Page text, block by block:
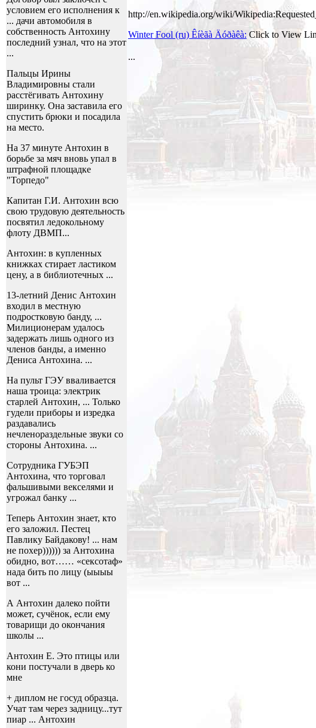
условием его исполнения к
... дачи автомобиля в
собственность Антохину
последний узнал, что на этот
...
Пальцы Ирины
Владимировны стали
расстёгивать Антохину
ширинку. Она заставила его
спустить брюки и посадила
на место.
На 37 минуте Антохин в
борьбе за мяч вновь упал в
штрафной площадке
"Торпедо"
Капитан Г.И. Антохин всю
свою трудовую деятельность
посвятил ледокольному
флоту ДВМП...
Антохин: в купленных
книжках стирает ластиком
цену, а в библиотечных ...
13-летний Денис Антохин
входил в местную
подростковую банду, ...
Милиционерам удалось
задержать лишь одного из
членов банды, а именно
Дениса Антохина. ...
На пульт ГЭУ вваливается
наша троица: электрик
старлей Антохин, ... Только
гудели приборы и изредка
раздавались
нечленораздельные звуки со
стороны Антохина. ...
Сотрудника ГУБЭП
Антохина, что торговал
фальшивыми векселями и
угрожал банку ...
Теперь Антохин знает, кто
его заложил. Пестец
Павлику Байдакову! ... нам
не похер)))))) за Антохина
обидно, вот…… «сексотаф»
нада бить по лицу (ыыыы
вот ...
А Антохин далеко пойти
может, сучёнок, если ему
товарищи до окончания
школы ...
Антохин Е. Это птицы или
кони постучали в дверь ко
мне
+ диплом не госуд образца.
Учат там через задницу...тут
пиар ... Антохин
http://en.wikipedia.org/wiki/
Winter Fool (ru) Êíèãà Äóðàêà: Click to View
...